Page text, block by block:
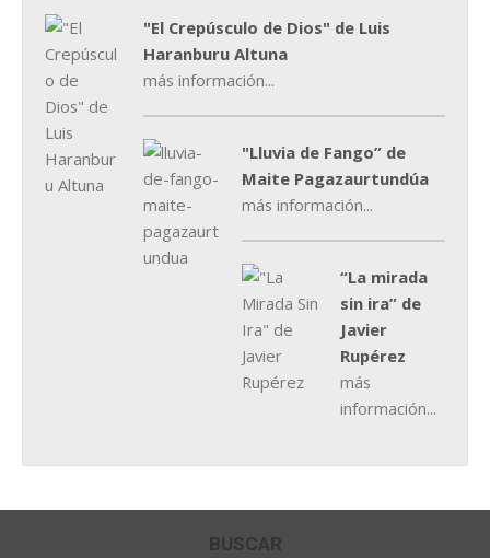
"El Crepúsculo de Dios" de Luis
Haranburu Altuna
más información...
"Lluvia de Fango” de
Maite Pagazaurtundúa
más información...
“La mirada
sin ira” de
Javier
Rupérez
más
información...
BUSCAR